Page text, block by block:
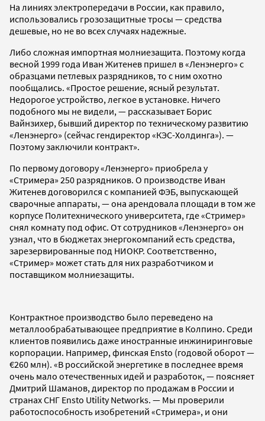
На линиях электропередачи в России, как правило,
использовались грозозащитные тросы — средства
дешевые, но не во всех случаях надежные.
Либо сложная импортная молниезащита. Поэтому когда
весной 1999 года Иван Житенев пришел в «Ленэнерго» с
образцами петлевых разрядников, то с ним охотно
пообщались. «Простое решение, ясный результат.
Недорогое устройство, легкое в установке. Ничего
подобного мы не видели, — рассказывает Борис
Вайнзихер, бывший директор по техническому развитию
«Ленэнерго» (сейчас гендиректор «КЭС-Холдинга»). —
Поэтому заключили контракт».
По первому договору «Ленэнерго» приобрела у
«Стримера» 250 разрядников. О производстве Иван
Житенев договорился с компанией ФЭБ, выпускающей
сварочные аппараты, — она арендовала площади в том же
корпусе Политехнического университета, где «Стример»
снял комнату под офис. От сотрудников «Ленэнерго» он
узнал, что в бюджетах энергокомпаний есть средства,
зарезервированные под НИОКР. Соответственно,
«Стример» может стать для них разработчиком и
поставщиком молниезащиты.
Контрактное производство было переведено на
металлообрабатывающее предприятие в Колпино. Среди
клиентов появились даже иностранные инжиниринговые
корпорации. Например, финская Ensto (годовой оборот —
€260 млн). «В российской энергетике в последнее время
очень мало отечественных идей и разработок, — поясняет
Дмитрий Шаманов, директор по продажам в России и
странах СНГ Ensto Utility Networks. — Мы проверили
работоспособность изобретений «Стримера», и они